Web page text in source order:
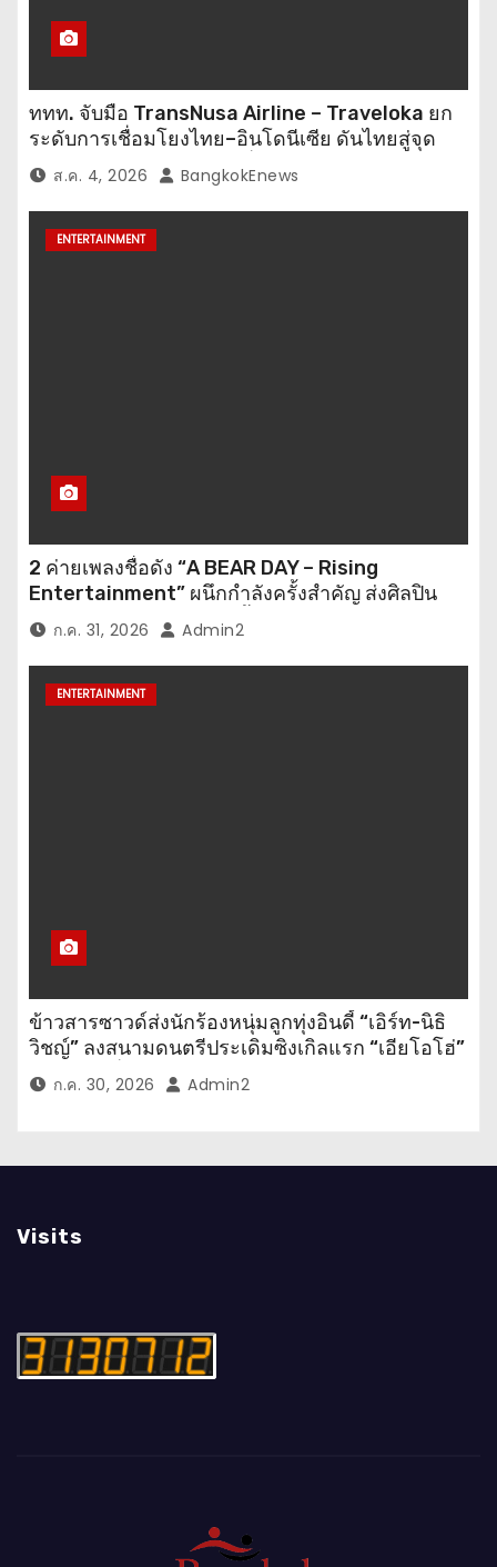
ททท. จับมือ TransNusa Airline – Traveloka ยก
ระดับการเชื่อมโยงไทย–อินโดนีเซีย ดันไทยสู่จุด
หมายปลายทางคุณภาพ เชื่อม Asean Tourism
และ Muslim-Friendly Destination
ส.ค. 4, 2026 BangkokEnews
ENTERTAINMENT
2 ค่ายเพลงชื่อดัง “A BEAR DAY – Rising
Entertainment” ผนึกกำลังครั้งสำคัญ ส่งศิลปิน
“เบสท์ – เบลล์” ปล่อยซิงเกิ้ลพิเศษ เอาใจคนอินเลิฟ
ก.ค. 31, 2026 Admin2
ENTERTAINMENT
ข้าวสารซาวด์ส่งนักร้องหนุ่มลูกทุ่งอินดี้ “เอิร์ท-นิธิ
วิชญ์” ลงสนามดนตรีประเดิมซิงเกิลแรก “เอียโอโฮ่”
เพลงสนุกที่ให้กำลังใจทุกคนในยามท้อแท้
ก.ค. 30, 2026 Admin2
Visits